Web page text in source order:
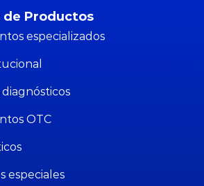
de Productos
especializados
OTC
especiales